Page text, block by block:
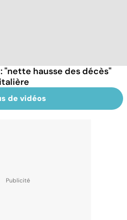
"nette hausse des décès"
de vidéos